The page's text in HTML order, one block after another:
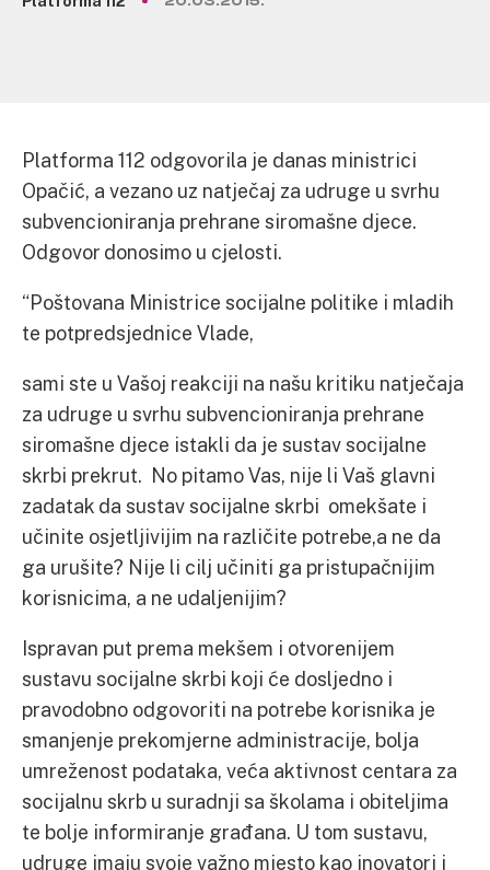
Platforma 112 odgovorila je danas ministrici
Opačić, a vezano uz natječaj za udruge u svrhu
subvencioniranja prehrane siromašne djece.
Odgovor donosimo u cjelosti.
“Poštovana Ministrice socijalne politike i mladih
te potpredsjednice Vlade,
sami ste u Vašoj reakciji na našu kritiku natječaja
za udruge u svrhu subvencioniranja prehrane
siromašne djece istakli da je sustav socijalne
skrbi prekrut. No pitamo Vas, nije li Vaš glavni
zadatak da sustav socijalne skrbi omekšate i
učinite osjetljivijim na različite potrebe,a ne da
ga urušite? Nije li cilj učiniti ga pristupačnijim
korisnicima, a ne udaljenijim?
Ispravan put prema mekšem i otvorenijem
sustavu socijalne skrbi koji će dosljedno i
pravodobno odgovoriti na potrebe korisnika je
smanjenje prekomjerne administracije, bolja
umreženost podataka, veća aktivnost centara za
socijalnu skrb u suradnji sa školama i obiteljima
te bolje informiranje građana. U tom sustavu,
udruge imaju svoje važno mjesto kao inovatori i